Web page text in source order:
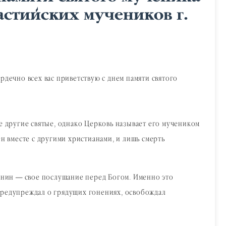
мучеников г.
всех вас приветствую с днем памяти святого
святые, однако Церковь называет его мучеником
с другими христианами, и лишь смерть
— свое послушание перед Богом. Именно это
о грядущих гонениях, освобождал